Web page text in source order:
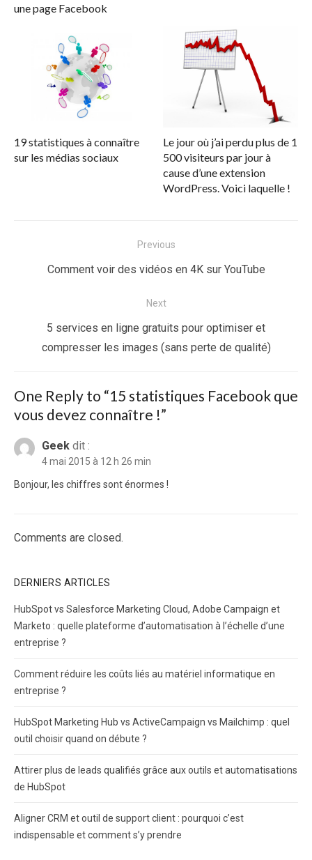
une page Facebook
19 statistiques à connaître
sur les médias sociaux
Le jour où j’ai perdu plus de 1
500 visiteurs par jour à
cause d’une extension
WordPress. Voici laquelle !
Previous
Previous
Comment voir des vidéos en 4K sur YouTube
Next
post:
5 services en ligne gratuits pour optimiser et
compresser les images (sans perte de qualité)
One Reply to “15 statistiques Facebook que
vous devez connaître !”
Geek dit :
4 mai 2015 à 12 h 26 min
Bonjour, les chiffres sont énormes !
Comments are closed.
DERNIERS ARTICLES
HubSpot vs Salesforce Marketing Cloud, Adobe Campaign et
Marketo : quelle plateforme d’automatisation à l’échelle d’une
entreprise ?
Comment réduire les coûts liés au matériel informatique en
entreprise ?
HubSpot Marketing Hub vs ActiveCampaign vs Mailchimp : quel
outil choisir quand on débute ?
Attirer plus de leads qualifiés grâce aux outils et automatisations
de HubSpot
Aligner CRM et outil de support client : pourquoi c’est
indispensable et comment s’y prendre